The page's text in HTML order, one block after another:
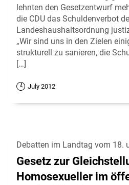
lehnten den Gesetzentwurf
die CDU das Schuldenverbot
Landeshaushaltsordnung
„Wir sind uns in den Zielen
strukturell zu sanieren, die
[…]
July 2012
Debatten im Landtag vom 18.
Gesetz zur
Homosexueller im